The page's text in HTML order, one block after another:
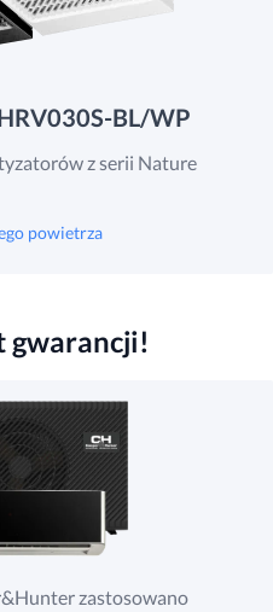
BL/WP
z serii Nature
powietrza
gwarancji!
zastosowano